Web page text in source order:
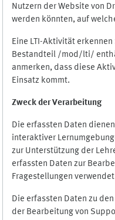
Nutzern der Website von
werden könnten, auf
Eine LTI-Aktivität erkennen
Bestandteil /mod/lti/
anmerken, dass diese
Einsatz kommt.
Zweck der Verarbeitung
Die erfassten Daten
interaktiver
zur Unterstützung der
erfassten Daten zur
Fragestellungen
Die erfassten Daten zu
der Bearbeitung von